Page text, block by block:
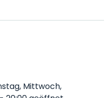
Mittwoch,